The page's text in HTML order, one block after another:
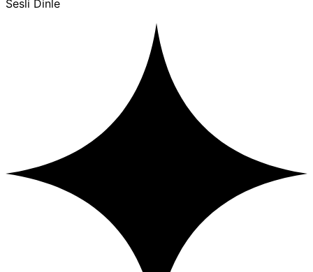
Sesli Dinle